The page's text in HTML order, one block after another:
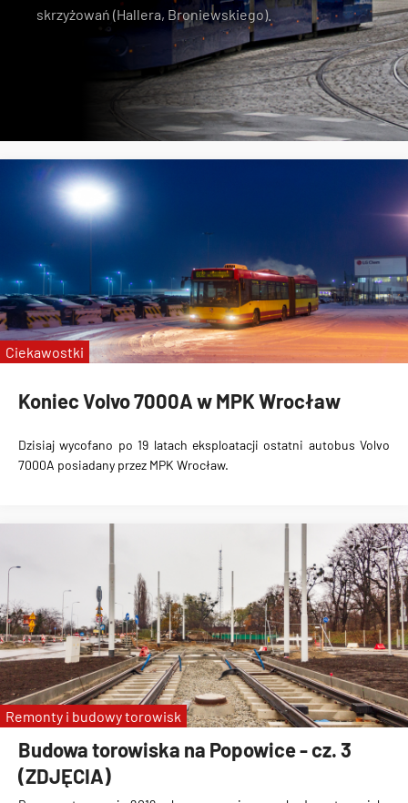
skrzyżowań (Hallera, Broniewskiego).
węzły przesiadkowe
pl. Jana Pawła II
Kromera
Koniec Volvo 7000A w MPK Wrocław
Dzisiaj wycofano po 19 latach eksploatacji ostatni autobus Volvo
7000A posiadany przez MPK Wrocław.
Ciekawostki
Budowa torowiska na Popowice - cz. 3
(ZDJĘCIA)
Remonty i budowy torowisk